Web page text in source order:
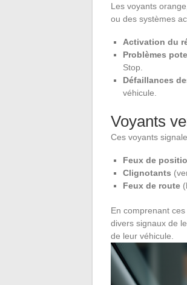
Les voyants
ou des systèmes
Activation du
Problèmes
Stop.
Défaillances
véhicule.
Voyants
Ces voyants
Feux de
Clignotants
Feux de route
En comprenant
divers signaux de
de leur véhicule.